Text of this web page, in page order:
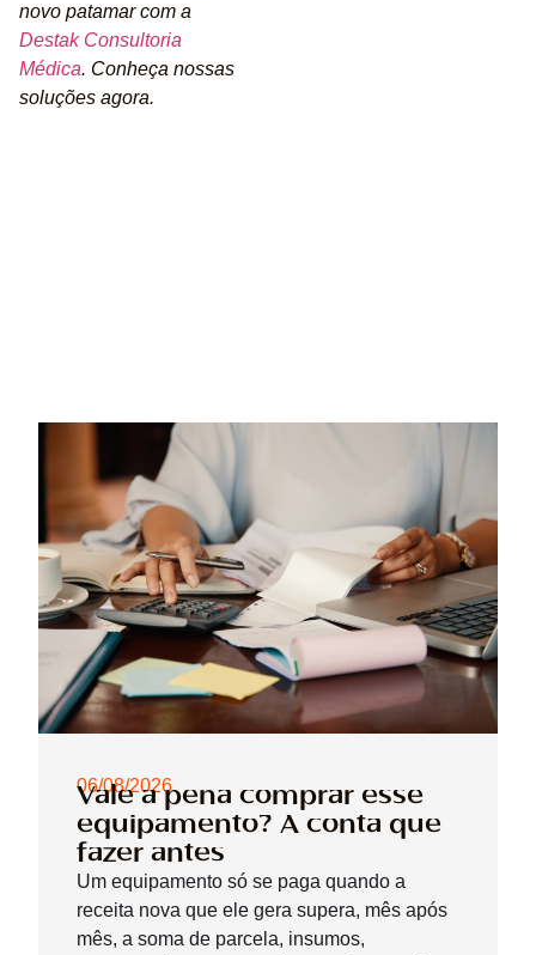
novo patamar com a
Destak Consultoria
Médica. Conheça nossas
soluções agora.
06/08/2026
Vale a pena comprar esse
equipamento? A conta que
fazer antes
Um equipamento só se paga quando a
receita nova que ele gera supera, mês após
mês, a soma de parcela, insumos,